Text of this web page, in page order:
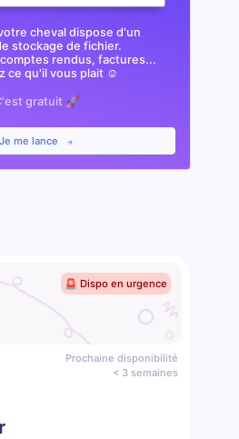
cheval dispose d'un
stockage de fichier.
rendus, factures...
ce qu'il vous plait ☺️
gratuit 🚀
Je me lance
🚨 Dispo en urgence
Prochaine disponibilité
< 3 semaines